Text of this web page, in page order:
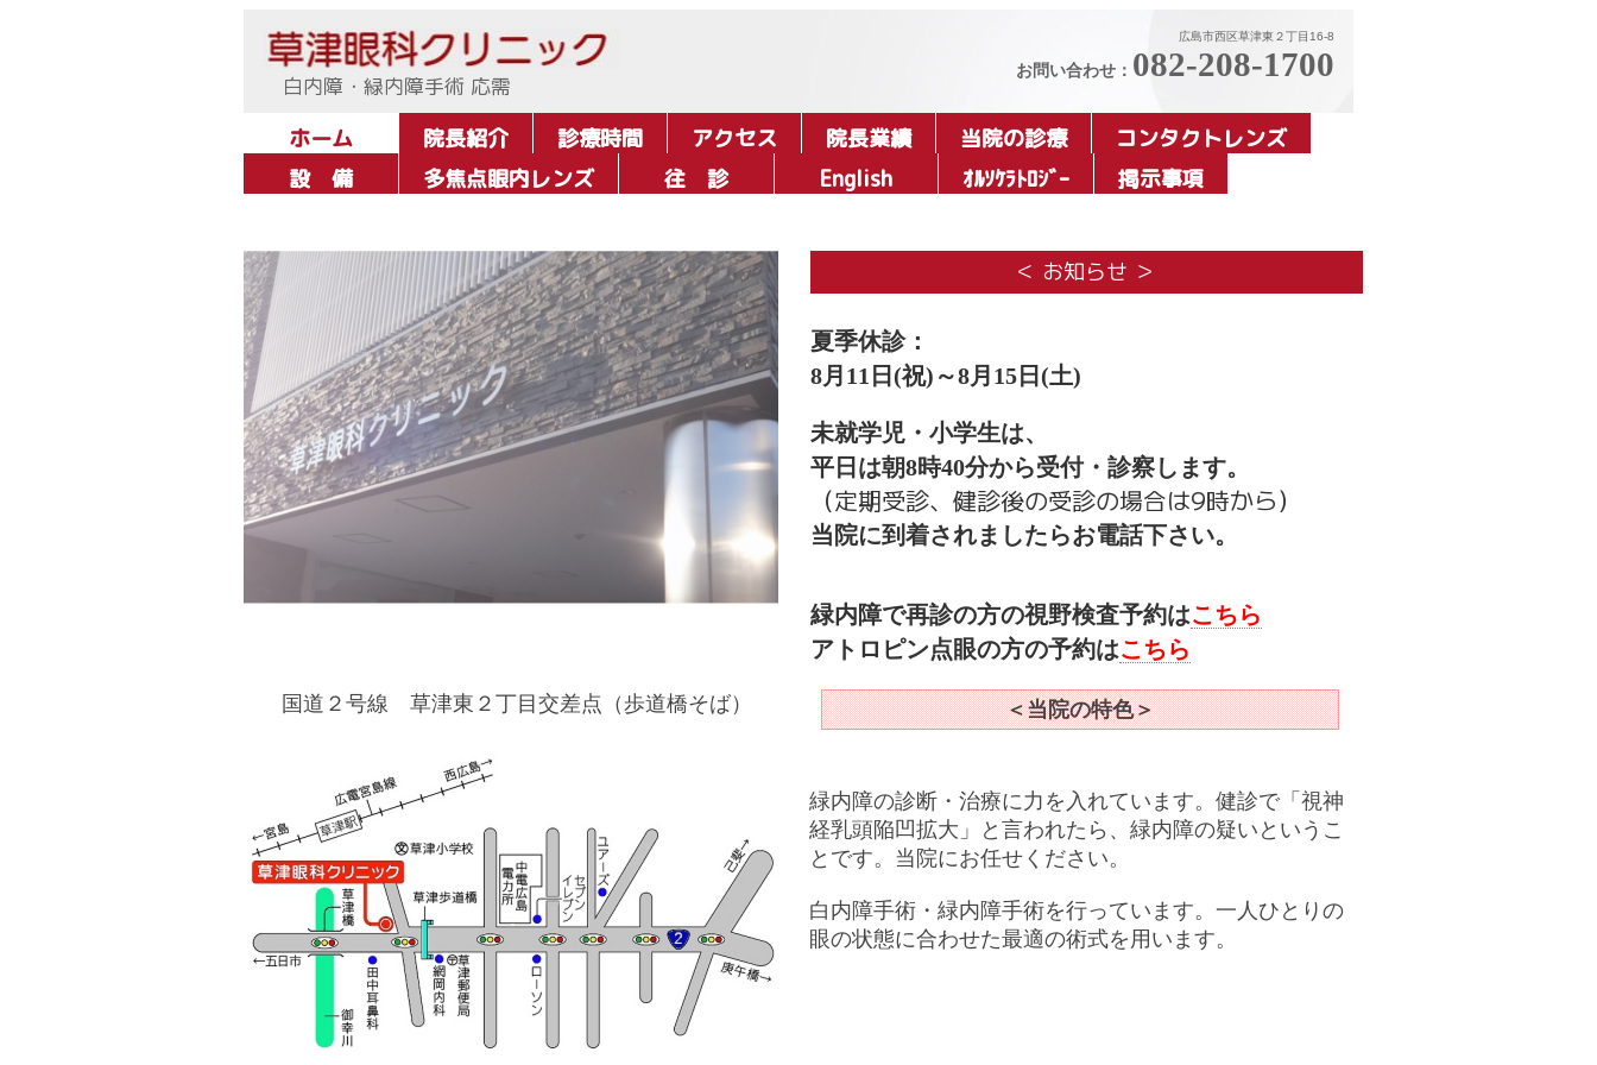
白内障・緑内障手術 応需
広島市西区草津東２丁目16-8
お問い合わせ： 082-208-1700
ホーム 院長紹介 診療時間 アクセス 院長業績 当院の診療
コンタクトレンズ
設 備
多焦点眼内レンズ 往 診 English ｵﾙｿｹﾗﾄﾛｼﾞｰ 掲示事項
＜ お知らせ ＞
夏季休診：
8月11日(祝)～8月15日(土)
未就学児・小学生は、
平日は朝8時40分から受付・診察します。
（定期受診、健診後の受診の場合は9時から）
当院に到着されましたらお電話下さい。
緑内障で再診の方の視野検査予約はこちら
アトロピン点眼の方の予約はこちら
国道２号線 草津東２丁目交差点（歩道橋そば） ＜当院の特色＞
緑内障の診断・治療に力を入れています。健診で「視神
経乳頭陥凹拡大」と言われたら、緑内障の疑いというこ
とです。当院にお任せください。
白内障手術・緑内障手術を行っています。一人ひとりの
眼の状態に合わせた最適の術式を用います。